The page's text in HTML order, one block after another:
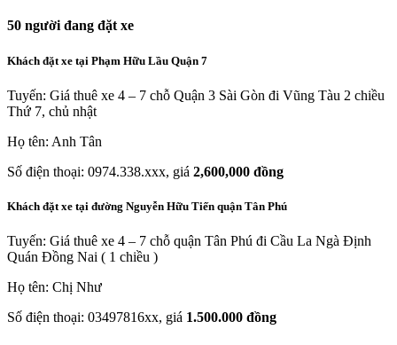
50 người đang đặt xe
Khách đặt xe tại Phạm Hữu Lầu Quận 7
Tuyến: Giá thuê xe 4 – 7 chỗ Quận 3 Sài Gòn đi Vũng Tàu 2 chiều
Thứ 7, chủ nhật
Họ tên: Anh Tân
Số điện thoại: 0974.338.xxx, giá 2,600,000 đồng
Khách đặt xe tại đường Nguyễn Hữu Tiến quận Tân Phú
Tuyến: Giá thuê xe 4 – 7 chỗ quận Tân Phú đi Cầu La Ngà Định
Quán Đồng Nai ( 1 chiều )
Họ tên: Chị Như
Số điện thoại: 03497816xx, giá 1.500.000 đồng